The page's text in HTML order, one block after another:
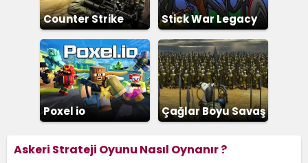
Counter Strike Stick War Legacy
Poxel io
Çağlar Boyu Savaş
Askeri Strateji Oyunu Nasıl Oynanır ?